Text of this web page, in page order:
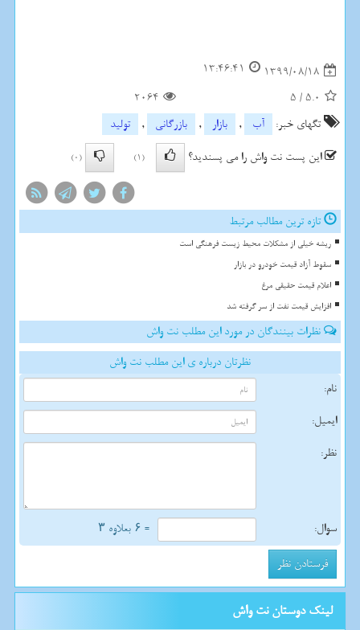
1399/08/18
13:46:41
5.0
/
5
2064
تگهای خبر:
آب , بازار , بازرگانی ,
تولید
این پست نت واش را می پسندید؟
(1)
(0)
تازه ترین مطالب مرتبط
ریشه خیلی از مشکلات محیط زیست فرهنگی است
سقوط آزاد قیمت خودرو در بازار
اعلام قیمت حقیقی مرغ
افزایش قیمت نفت از سر گرفته شد
نظرات بینندگان در مورد این مطلب نت واش
نظرتان درباره ی این مطلب نت واش
نام:
ایمیل:
نظر:
سوال: = ۶ بعلاوه ۳
لینک دوستان نت واش